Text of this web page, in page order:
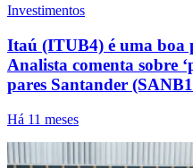
Investimentos
Itaú (ITUB4) é uma boa
Analista comenta sobre
pares Santander
Há 11 meses